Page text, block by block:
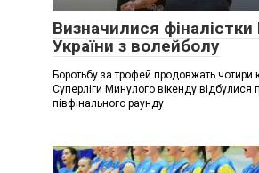
Визначилися фіналістки
України з волейболу
Боротьбу за трофей продовжать чотири
Суперліги Минулого вікенду відбулися
півфінального раунду